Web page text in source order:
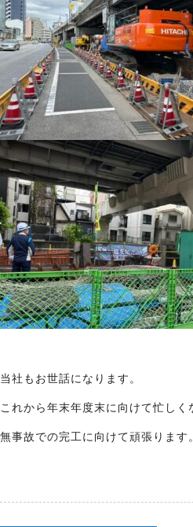
当社もお世話になります。
これから年末年度末に向けて忙しく
無事故での完工に向けて頑張ります。